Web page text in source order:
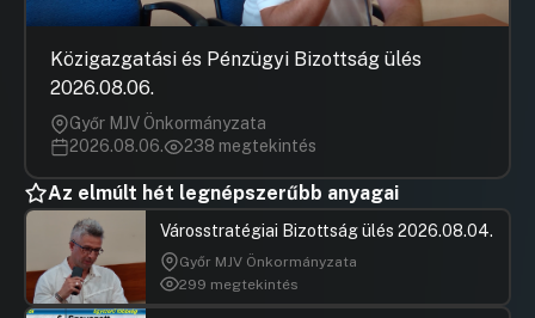
Közigazgatási és Pénzügyi Bizottság ülés
2026.08.06.
Győr MJV Önkormányzata
2026.08.06.
238 megtekintés
Az elmúlt hét legnépszerűbb anyagai
Városstratégiai Bizottság ülés 2026.08.04.
Győr MJV Önkormányzata
299 megtekintés